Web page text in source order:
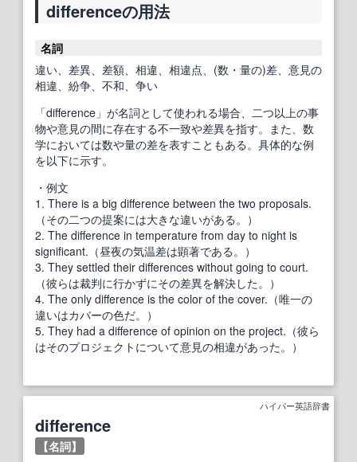
differenceの用法
名詞
違い、差異、差額、相違、相違点、(数・量の)差、意見の
相違、紛争、不和、争い
「difference」が名詞として使われる場合、二つ以上の事
物や意見の間に存在する不一致や差異を指す。また、数
学においては数や量の差を表すこともある。具体的な例
を以下に示す。
・例文
1. There is a big difference between the two proposals.
（その二つの提案には大きな違いがある。）
2. The difference in temperature from day to night is
significant.（昼夜の気温差は顕著である。）
3. They settled their differences without going to court.
（彼らは裁判に行かずにその差異を解決した。）
4. The only difference is the color of the cover.（唯一の
違いはカバーの色だ。）
5. They had a difference of opinion on the project.（彼ら
はそのプロジェクトについて意見の相違があった。）
ハイパー英語辞書
difference
【名詞】